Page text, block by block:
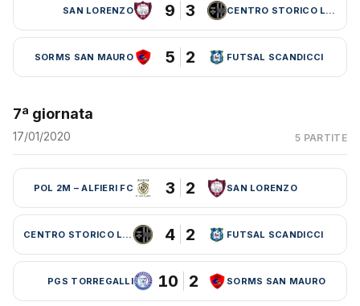
SAN LORENZO 9 3 CENTRO STORICO LEBOWSKI
SORMS SAN MAURO 5 2 FUTSAL SCANDICCI
7ª giornata
17/01/2020 5 PARTITE
POL 2M – ALFIERI FC 3 2 SAN LORENZO
CENTRO STORICO LEBOWSKI 4 2 FUTSAL SCANDICCI
PGS TORREGALLI 10 2 SORMS SAN MAURO